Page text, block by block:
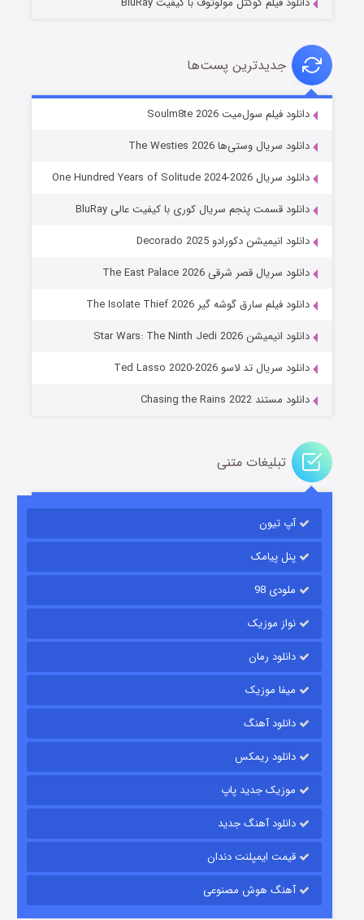
خاندان اژدها فصل ۳
جادوگری در مغولستان
قسمت 14 (زیرنویس) منتشر شد
قسمت
جدیدترین پست‌ها
دانلود فیلم سول‌میت Soulm8te 2026
دانلود سریال وستی‌ها The Westies 2026
دانلود سریال One Hundred Years of Solitude 2024-2026
دانلود قسمت پنجم سریال کوری با کیفیت عالی BluRay
دانلود انیمیشن دکورادو Decorado 2025
دانلود سریال قصر شرقی The East Palace 2026
دانلود فیلم سارق گوشه گیر The Isolate Thief 2026
دانلود انیمیشن Star Wars: The Ninth Jedi 2026
دانلود سریال تد لاسو Ted Lasso 2020-2026
دانلود مستند Chasing the Rains 2022
تبلیغات متنی
آپ تیون
پنل پیامک
ملودی 98
نواز موزیک
دانلود رمان
میفا موزیک
دانلود آهنگ
دانلود ریمکس
موزیک جدید پاپ
دانلود آهنگ جدید
قیمت ایمپلنت دندان
آهنگ هوش مصنوعی